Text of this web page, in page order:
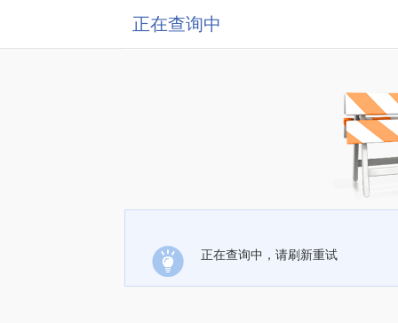
正在查询中
正在查询中，请刷新重试